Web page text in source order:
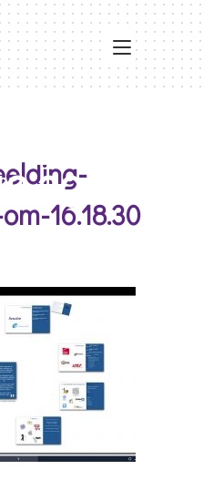
28-
16.18.30